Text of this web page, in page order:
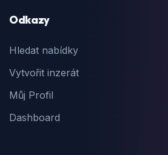
Odkazy
Hledat nabídky
Vytvořit inzerát
Můj Profil
Dashboard